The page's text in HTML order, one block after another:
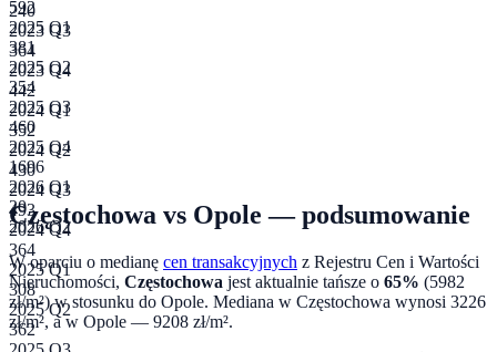
592
2025 Q1
381
2025 Q2
354
2025 Q3
460
2025 Q4
1696
2026 Q1
20
2026 Q2
240
2023 Q3
364
2023 Q4
442
2024 Q1
352
2024 Q2
430
2024 Q3
493
2024 Q4
364
2025 Q1
308
2025 Q2
362
Częstochowa vs Opole — podsumowanie
W oparciu o medianę cen transakcyjnych z Rejestru Cen i Wartości
Nieruchomości, Częstochowa jest aktualnie tańsze o 65% (5982
zł/m²) w stosunku do Opole. Mediana w Częstochowa wynosi 3226
zł/m², a w Opole — 9208 zł/m².